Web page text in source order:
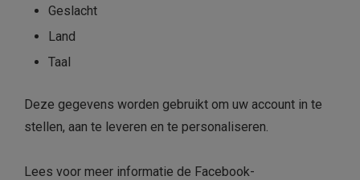
Geslacht
Land
Taal
Deze gegevens worden gebruikt om uw account in te
stellen, aan te leveren en te personaliseren.
Lees voor meer informatie de Facebook-